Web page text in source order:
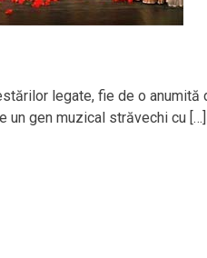
legate, fie de o anumită
un gen muzical străvechi cu […]